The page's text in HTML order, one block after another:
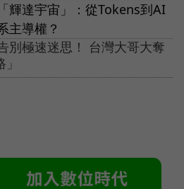
輝達宇宙」：從Tokens到AI
主導權？
別極速迷思！ 台灣大哥大奪